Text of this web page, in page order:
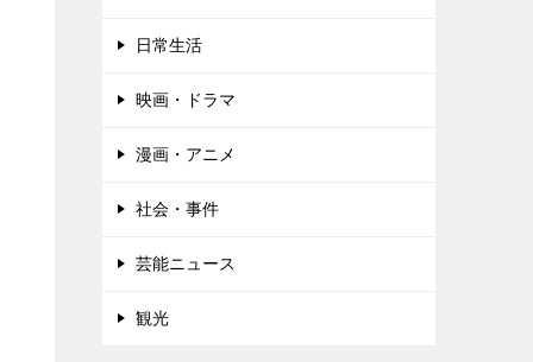
日常生活
映画・ドラマ
漫画・アニメ
社会・事件
芸能ニュース
観光